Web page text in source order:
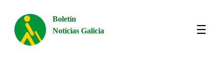
Boletín
Noticias Galicia